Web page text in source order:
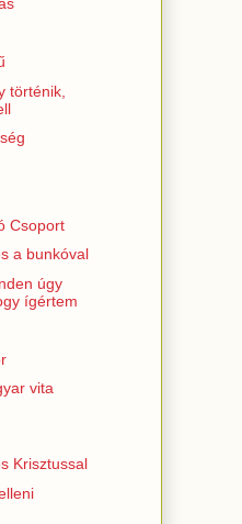
történik,
Csoport
a bunkóval
úgy
ígértem
vita
Krisztussal